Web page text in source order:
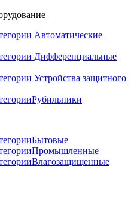
Автоматические
Дифференциальные
Устройства защитного
Рубильники
Бытовые
Промышленные
Влагозащищенные